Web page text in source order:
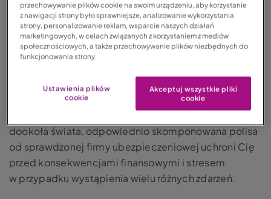
teraz, jak wybrać najlepsze ubezpieczenie podróżne.
Pamiętaj, że oferowany zakres ochrony
ubezpieczeniowej może być różny. Najlepsze
przed skutkami niespodziewanych wydarzeń.
Niezależnie od tego, czy planujesz wypad na kilka dni
dookoła świata, odpowiednio skomponowana polisa
od sprawdzonej firmy ubezpieczeniowej uchroni Cię
przed konsekwencjami finansowymi i stresem
w przypadku wystąpienia wielu różnych zdarzeń.
przechowywanie plików cookie na swoim urządzeniu, aby korzystanie
z nawigacji strony było sprawniejsze, analizowanie wykorzystania
strony, personalizowanie reklam, wsparcie naszych działań
marketingowych, w celach związanych z korzystaniem z mediów
społecznościowych, a także przechowywanie plików niezbędnych do
funkcjonowania strony.
Ustawienia plików
cookie
Akceptuj wszystkie pliki
cookie